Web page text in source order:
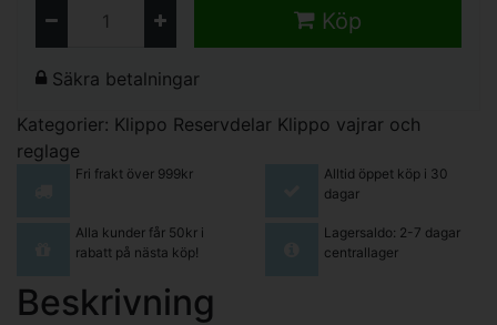
Köp
Säkra betalningar
Kategorier: Klippo Reservdelar Klippo vajrar och
reglage
Fri frakt över 999kr
Alltid öppet köp i 30
dagar
Alla kunder får 50kr i
rabatt på nästa köp!
Lagersaldo: 2-7 dagar
centrallager
Beskrivning